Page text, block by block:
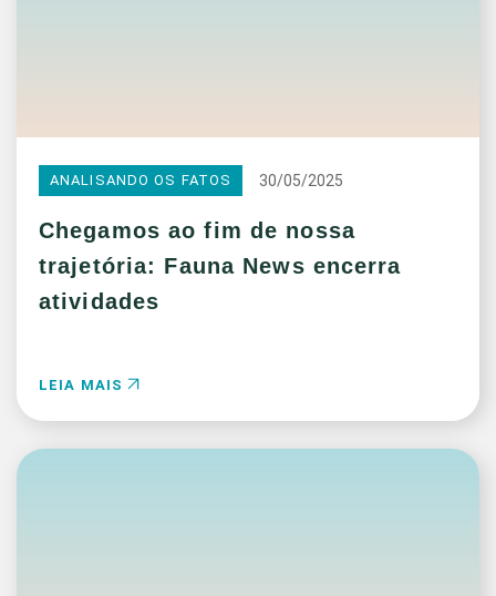
ANALISANDO OS FATOS 30/05/2025
Chegamos ao fim de nossa
trajetória: Fauna News encerra
atividades
LEIA MAIS